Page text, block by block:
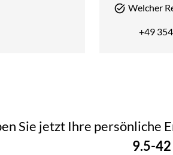
Welcher
+49
Sie jetzt Ihre persönliche
9.5-